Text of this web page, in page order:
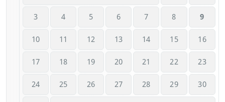
3 4 5 6 7 8 9
10 11 12 13 14 15 16
17 18 19 20 21 22 23
24 25 26 27 28 29 30